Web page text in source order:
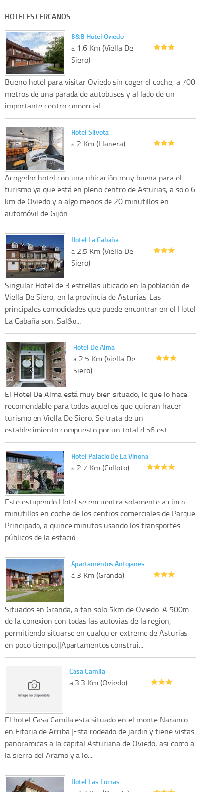
HOTELES CERCANOS
B&B Hotel Oviedo
a 1.6 Km (Viella De
Siero)
Bueno hotel para visitar Oviedo sin coger el coche, a 700
metros de una parada de autobuses y al lado de un
importante centro comercial.
Hotel Silvota
a 2 Km (Llanera)
Acogedor hotel con una ubicación muy buena para el
turismo ya que está en pleno centro de Asturias, a solo 6
km de Oviedo y a algo menos de 20 minutillos en
automóvil de Gijón.
Hotel La Cabaña
a 2.5 Km (Viella De
Siero)
Singular Hotel de 3 estrellas ubicado en la población de
Viella De Siero, en la provincia de Asturias. Las
principales comodidades que puede encontrar en el Hotel
La Cabaña son: Sal&o...
Hotel De Alma
a 2.5 Km (Viella De
Siero)
El Hotel De Alma está muy bien situado, lo que lo hace
recomendable para todos aquellos que quieran hacer
turismo en Viella De Siero. Se trata de un
establecimiento compuesto por un total d 56 est...
Hotel Palacio De La Vinona
a 2.7 Km (Colloto)
Este estupendo Hotel se encuentra solamente a cinco
minutillos en coche de los centros comerciales de Parque
Principado, a quince minutos usando los transportes
públicos de la estació...
Apartamentos Antojanes
a 3 Km (Granda)
Situados en Granda, a tan solo 5km de Oviedo. A 500m
de la conexion con todas las autovias de la region,
permitiendo situarse en cualquier extremo de Asturias
en poco tiempo.||Apartamentos construi...
Casa Camila
a 3.3 Km (Oviedo)
El hotel Casa Camila esta situado en el monte Naranco
en Fitoria de Arriba.|Esta rodeado de jardin y tiene vistas
panoramicas a la capital Asturiana de Oviedo, asi como a
la sierra del Aramo y a lo...
Hotel Las Lomas